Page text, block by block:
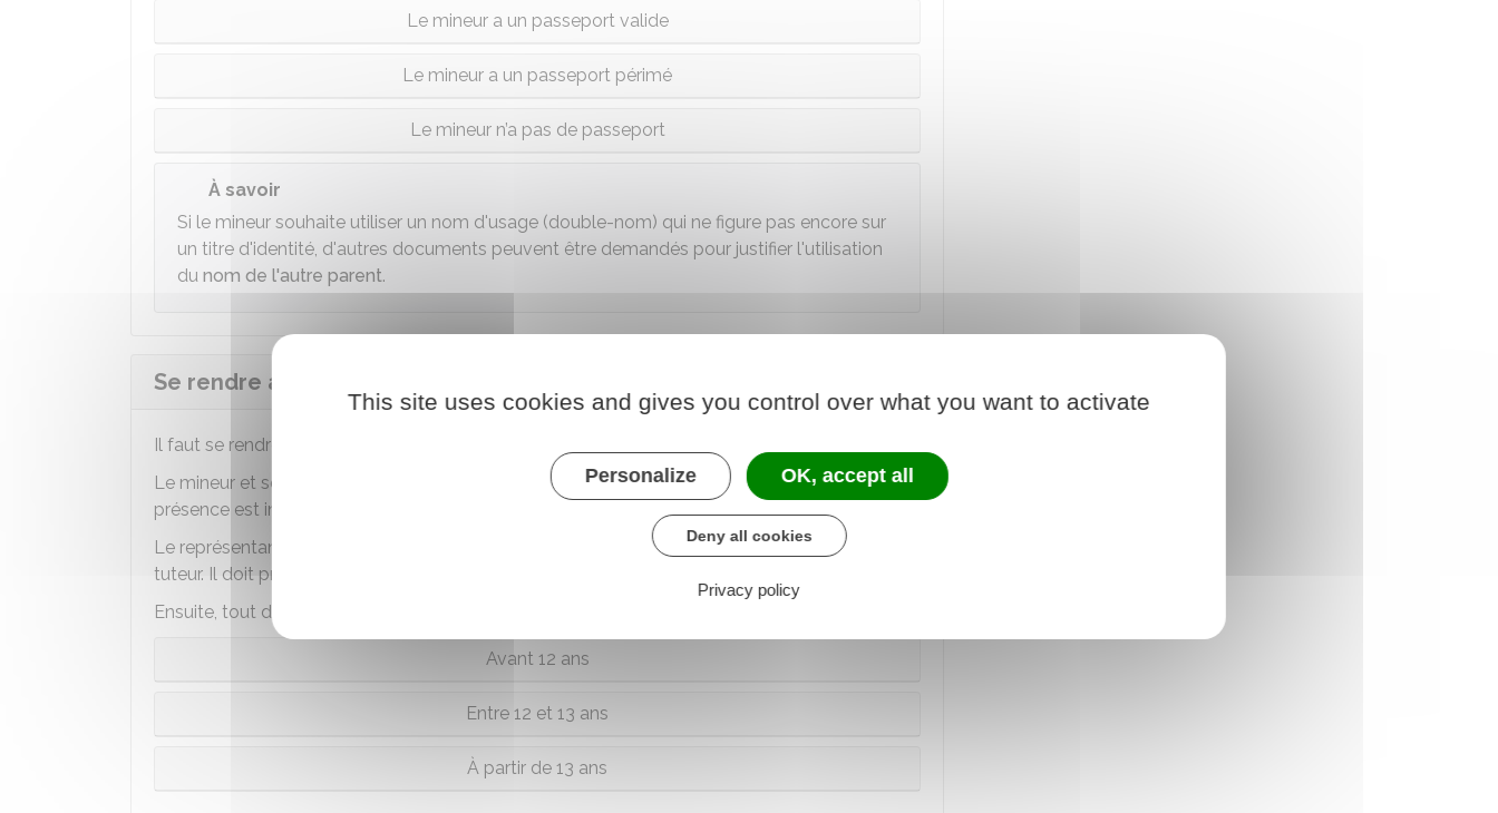
Le mineur a un passeport valide
Le mineur a un passeport périmé
Le mineur n’a pas de passeport
À savoir
Si le mineur souhaite utiliser un nom d'usage (double-nom) qui ne figure pas encore sur
un titre d'identité, d'autres documents peuvent être demandés pour justifier l'utilisation
du nom de l'autre parent.
Se rendre au lieu de rendez-vous choisi pour faire la démarche
Il faut se rendre au lieu choisi avec les documents justificatifs.
Le mineur et son
doivent se présenterensemble
au guichet. Leur
présence est indispensable.
Le représentant légal doit exercer
. Il peut s'agir du père, de la mère ou du
tuteur. Il doit présenter sa propre pièce d'identité.
Ensuite, tout dépend de l'âge du mineur :
Avant 12 ans
Entre 12 et 13 ans
À partir de 13 ans
This site uses cookies and gives you control over what you want to activate
Personalize OK, accept all
Deny all cookies
Privacy policy